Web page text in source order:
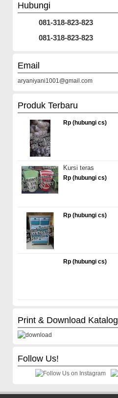
Hubungi
081-318-823-823
081-318-823-823
Email
aryaniyani1001@gmail.com
Produk Terbaru
Rp (hubungi cs)
Kursi teras
Rp (hubungi cs)
Rp (hubungi cs)
Rp (hubungi cs)
Print & Download Katalog
Follow Us!